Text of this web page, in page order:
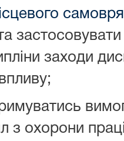
заходи
з охорони